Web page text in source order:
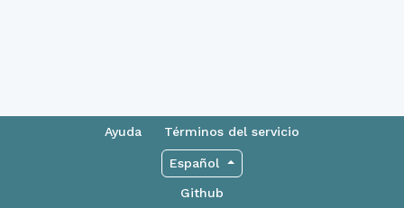
Ayuda Términos del servicio
Español
Github